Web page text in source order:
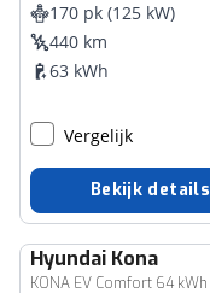
170 pk (125 kW)
440 km
63 kWh
Vergelijk
Bekijk details
Hyundai Kona